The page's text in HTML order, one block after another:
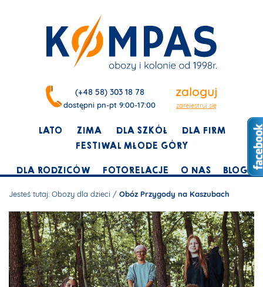
(+48 58) 303 18 78
dostępni pn-pt 9:00-17:00
zaloguj
zarejestruj się
LATO ZIMA DLA SZKÓŁ
DLA FIRM
FESTIWAL MŁODE GÓRY
DLA RODZICÓW
FOTORELACJE O NAS BLOG
Jesteś tutaj: Obozy dla dzieci / Obóz Przygody na Kaszubach